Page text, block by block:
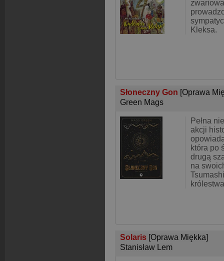
Kleksa.
Słoneczny Gon [Oprawa
Green Mags
Pełna
akcji
która po
drugą
na
Solaris [Oprawa Miękka]
Stanisław Lem